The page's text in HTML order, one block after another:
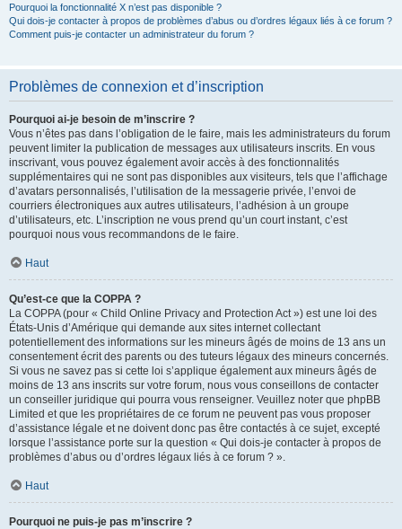
Pourquoi la fonctionnalité X n’est pas disponible ?
Qui dois-je contacter à propos de problèmes d’abus ou d’ordres légaux liés à ce forum ?
Comment puis-je contacter un administrateur du forum ?
Problèmes de connexion et d’inscription
Pourquoi ai-je besoin de m’inscrire ?
Vous n’êtes pas dans l’obligation de le faire, mais les administrateurs du forum
peuvent limiter la publication de messages aux utilisateurs inscrits. En vous
inscrivant, vous pouvez également avoir accès à des fonctionnalités
supplémentaires qui ne sont pas disponibles aux visiteurs, tels que l’affichage
d’avatars personnalisés, l’utilisation de la messagerie privée, l’envoi de
courriers électroniques aux autres utilisateurs, l’adhésion à un groupe
d’utilisateurs, etc. L’inscription ne vous prend qu’un court instant, c’est
pourquoi nous vous recommandons de le faire.
Haut
Qu’est-ce que la COPPA ?
La COPPA (pour « Child Online Privacy and Protection Act ») est une loi des
États-Unis d’Amérique qui demande aux sites internet collectant
potentiellement des informations sur les mineurs âgés de moins de 13 ans un
consentement écrit des parents ou des tuteurs légaux des mineurs concernés.
Si vous ne savez pas si cette loi s’applique également aux mineurs âgés de
moins de 13 ans inscrits sur votre forum, nous vous conseillons de contacter
un conseiller juridique qui pourra vous renseigner. Veuillez noter que phpBB
Limited et que les propriétaires de ce forum ne peuvent pas vous proposer
d’assistance légale et ne doivent donc pas être contactés à ce sujet, excepté
lorsque l’assistance porte sur la question « Qui dois-je contacter à propos de
problèmes d’abus ou d’ordres légaux liés à ce forum ? ».
Haut
Pourquoi ne puis-je pas m’inscrire ?